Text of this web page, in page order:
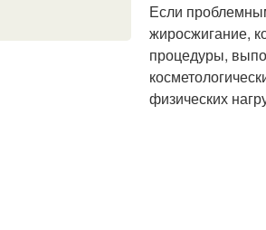
Если
жиросжигание,
процедуры,
физических